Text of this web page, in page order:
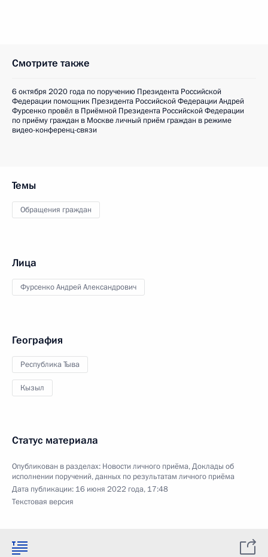
Смотрите также
6 октября 2020 года по поручению Президента Российской
Федерации помощник Президента Российской Федерации Андрей
Фурсенко провёл в Приёмной Президента Российской Федерации
по приёму граждан в Москве личный приём граждан в режиме
видео-конференц-связи
Темы
Обращения граждан
Лица
Фурсенко Андрей Александрович
География
Республика Тыва
Кызыл
Статус материала
Опубликован в разделах: Новости личного приёма,Доклады об
исполнении поручений, данных по результатам личного приёма
Дата публикации: 16 июня 2022 года, 17:48
Текстовая версия